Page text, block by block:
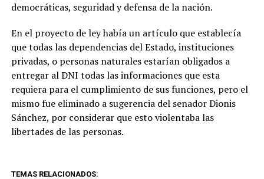
democráticas, seguridad y defensa de la nación.
En el proyecto de ley había un artículo que establecía
que todas las dependencias del Estado, instituciones
privadas, o personas naturales estarían obligados a
entregar al DNI todas las informaciones que esta
requiera para el cumplimiento de sus funciones, pero el
mismo fue eliminado a sugerencia del senador Dionis
Sánchez, por considerar que esto violentaba las
libertades de las personas.
TEMAS RELACIONADOS: